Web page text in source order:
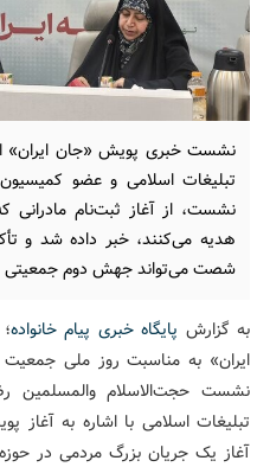
نشست خبری پویش «جان ایران»
تبلیغات اسلامی و عضو
نشست، از آغاز ثبت‌نام مادرانی
هدیه می‌کنند، خبر داده شد و
شصت می‌تواند جهش دوم جمعیتی
به گزارش پایگاه خبری پیام خانواده
ایران» به مناسبت روز ملی
نشست حجت‌الاسلام والمسلمین
تبلیغات اسلامی با اشاره به
آغاز یک جریان بزرگ مردمی در